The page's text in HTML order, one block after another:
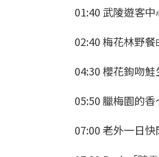
01:40 武陵遊客
02:40 梅花林野餐
04:30 櫻花鉤吻
05:50 臘梅園的
07:00 老外一日快